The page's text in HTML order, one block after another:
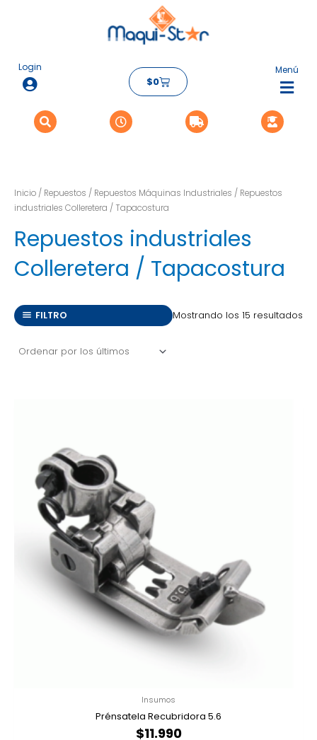
Login
$0Carrito
Menú
Inicio/ Repuestos / Repuestos Máquinas Industriales / Repuestos
industriales Colleretera / Tapacostura
Repuestos industriales
Colleretera / Tapacostura
FILTRO Mostrando los 15 resultados
Insumos
Prénsatela Recubridora 5.6
$11.990